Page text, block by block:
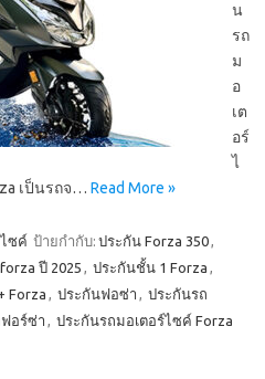
น
รถ
ม
อ
เต
อร์
ไ
เป็นรถจ… Read More »
ซค์ ป้ายกำกับ: ประกัน Forza 350,
ปี 2025 , ประกันชั้น 1 Forza ,
Forza , ประกันฟอซ่า , ประกันรถ
อร์ซ่า , ประกันรถมอเตอร์ไซค์ Forza